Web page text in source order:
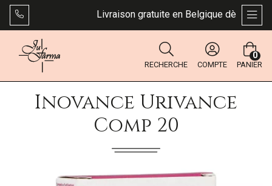
Livraison gratuite en Belgique dès 49 €.
RECHERCHE COMPTE PANIER
0
Inovance Urivance
Comp 20